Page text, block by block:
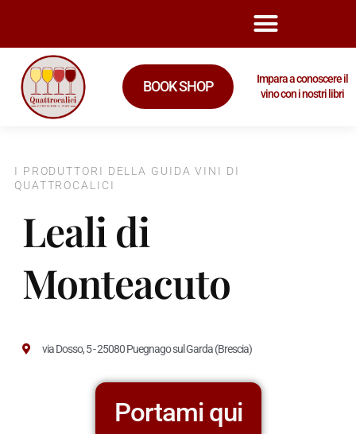
BOOK SHOP
Impara a conoscere il
vino con i nostri libri
I PRODUTTORI DELLA GUIDA VINI DI
QUATTROCALICI
Leali di
Monteacuto
via Dosso, 5 - 25080 Puegnago sul Garda (Brescia)
Portami qui